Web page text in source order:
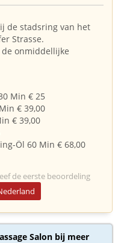
de stadsring van het
Strasse.
onmiddellijke
Min € 25
€ 39,00
€ 39,00
Öl 60 Min € 68,00
de eerste beoordeling
Salon bij meer